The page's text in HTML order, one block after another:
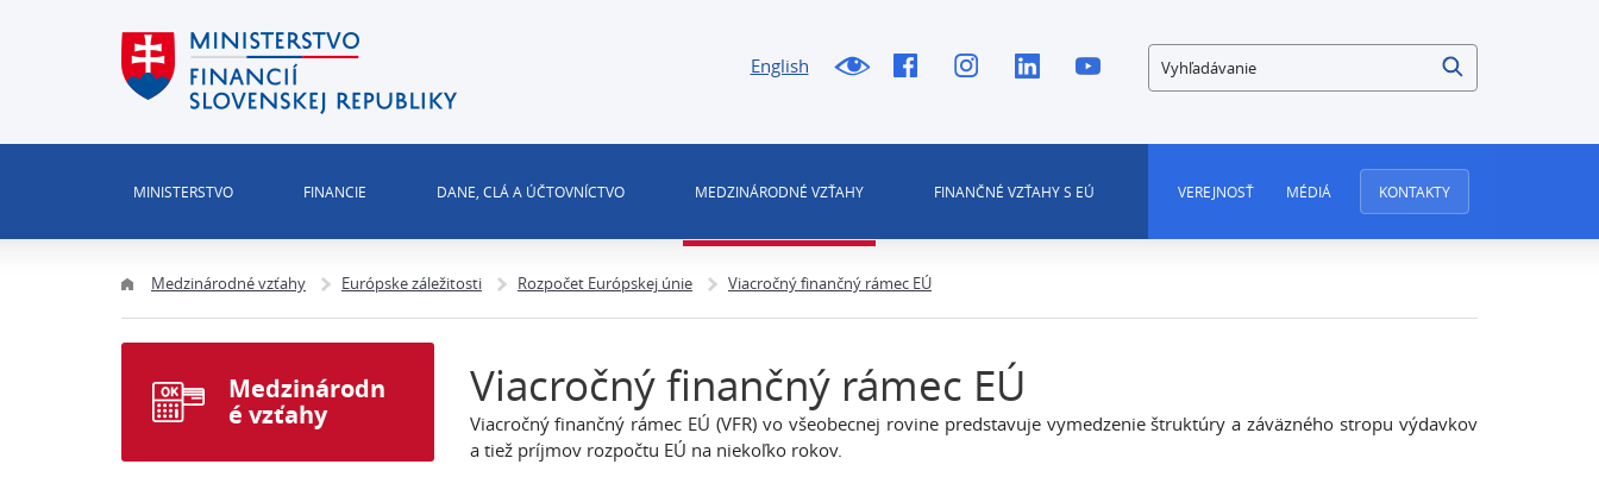
English Vyhľadávanie
MINISTERSTVO FINANCIE DANE, CLÁ A ÚČTOVNÍCTVO MEDZINÁRODNÉ VZŤAHY FINANČNÉ VZŤAHY S EÚ VEREJNOSŤ MÉDIÁ KONTAKTY
Medzinárodné vzťahy Európske záležitosti Rozpočet Európskej únie Viacročný finančný rámec EÚ
Viacročný finančný rámec EÚ
Viacročný finančný rámec EÚ (VFR) vo všeobecnej rovine predstavuje vymedzenie štruktúry a záväzného stropu výdavkov
a tiež príjmov rozpočtu EÚ na niekoľko rokov.
Medzinárodn
é vzťahy